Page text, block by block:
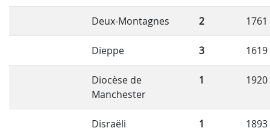
Deux-Montagnes 2 1761
Dieppe 3 1619
Diocèse de
Manchester
1 1920
Disraëli 1 1893